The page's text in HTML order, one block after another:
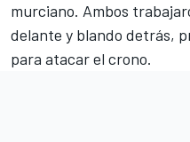
murciano. Ambos
delante y blando detrás,
para atacar el crono.